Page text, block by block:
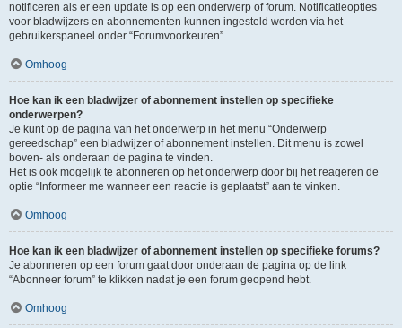
notificeren als er een update is op een onderwerp of forum. Notificatieopties
voor bladwijzers en abonnementen kunnen ingesteld worden via het
gebruikerspaneel onder “Forumvoorkeuren”.
Omhoog
Hoe kan ik een bladwijzer of abonnement instellen op specifieke
onderwerpen?
Je kunt op de pagina van het onderwerp in het menu “Onderwerp
gereedschap” een bladwijzer of abonnement instellen. Dit menu is zowel
boven- als onderaan de pagina te vinden.
Het is ook mogelijk te abonneren op het onderwerp door bij het reageren de
optie “Informeer me wanneer een reactie is geplaatst” aan te vinken.
Omhoog
Hoe kan ik een bladwijzer of abonnement instellen op specifieke forums?
Je abonneren op een forum gaat door onderaan de pagina op de link
“Abonneer forum” te klikken nadat je een forum geopend hebt.
Omhoog